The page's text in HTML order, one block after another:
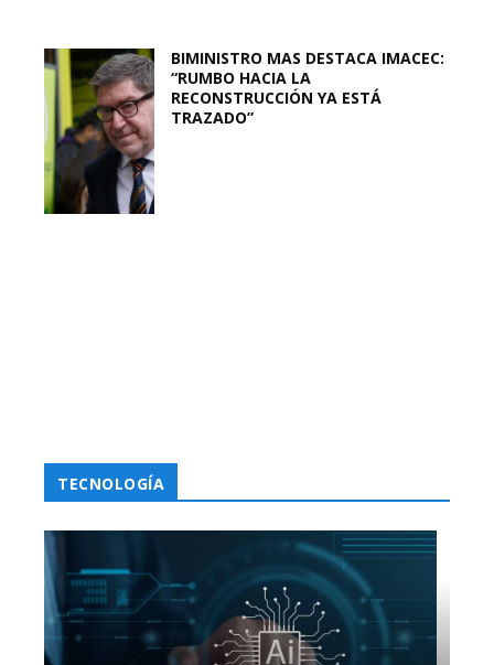
BIMINISTRO MAS DESTACA IMACEC:
“RUMBO HACIA LA
RECONSTRUCCIÓN YA ESTÁ
TRAZADO”
TECNOLOGÍA